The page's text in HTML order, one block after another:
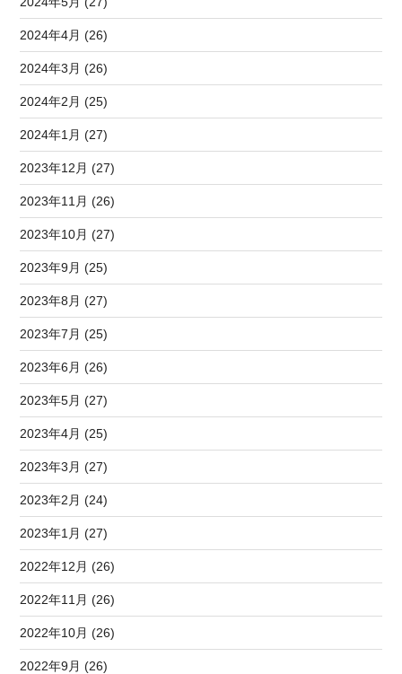
2024年4月 (26)
2024年3月 (26)
2024年2月 (25)
2024年1月 (27)
2023年12月 (27)
2023年11月 (26)
2023年10月 (27)
2023年9月 (25)
2023年8月 (27)
2023年7月 (25)
2023年6月 (26)
2023年5月 (27)
2023年4月 (25)
2023年3月 (27)
2023年2月 (24)
2023年1月 (27)
2022年12月 (26)
2022年11月 (26)
2022年10月 (26)
2022年9月 (26)